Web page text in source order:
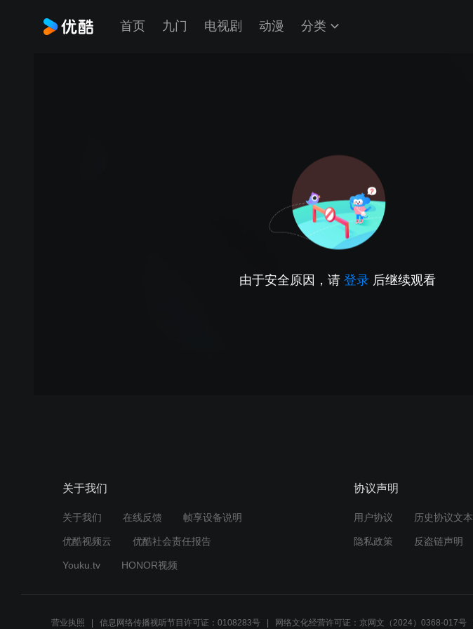
首页 九门 电视剧 动漫 分类
由于安全原因，请 登录 后继续观看
关于我们
关于我们 在线反馈 帧享设备说明
优酷视频云 优酷社会责任报告
Youku.tv HONOR视频
协议声明
用户协议 历史协议文本
隐私政策 反盗链声明
营业执照 信息网络传播视听节目许可证：0108283号 网络文化经营许可证：京网文（2024）0368-017号